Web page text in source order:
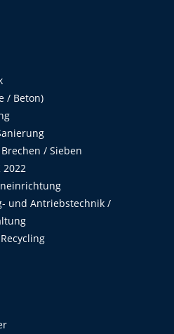
/ Beton)
/ Sieben
2022
und Antriebstechnik /